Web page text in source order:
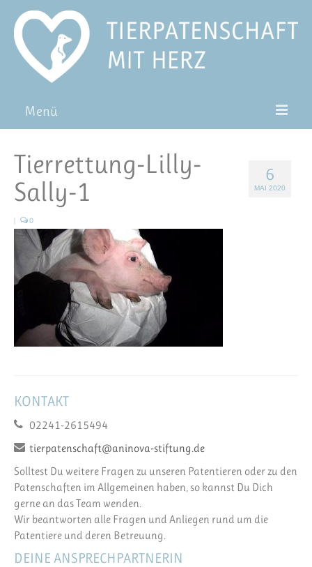
Menü
Pat*in werden
Patenschaft verschenken
Blog
FAQ
6
MAI 2020
Tierrettung-Lilly-
Sally-1
| 0
KONTAKT
02241-2615494
tierpatenschaft@aninova-stiftung.de
Solltest Du weitere Fragen zu unseren Patentieren oder zu den
Patenschaften im Allgemeinen haben, so kannst Du Dich
gerne an das Team wenden.
Wir beantworten alle Fragen und Anliegen rund um die
Patentiere und deren Betreuung.
DEINE ANSPRECHPARTNERIN